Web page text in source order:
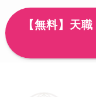
【無料】天